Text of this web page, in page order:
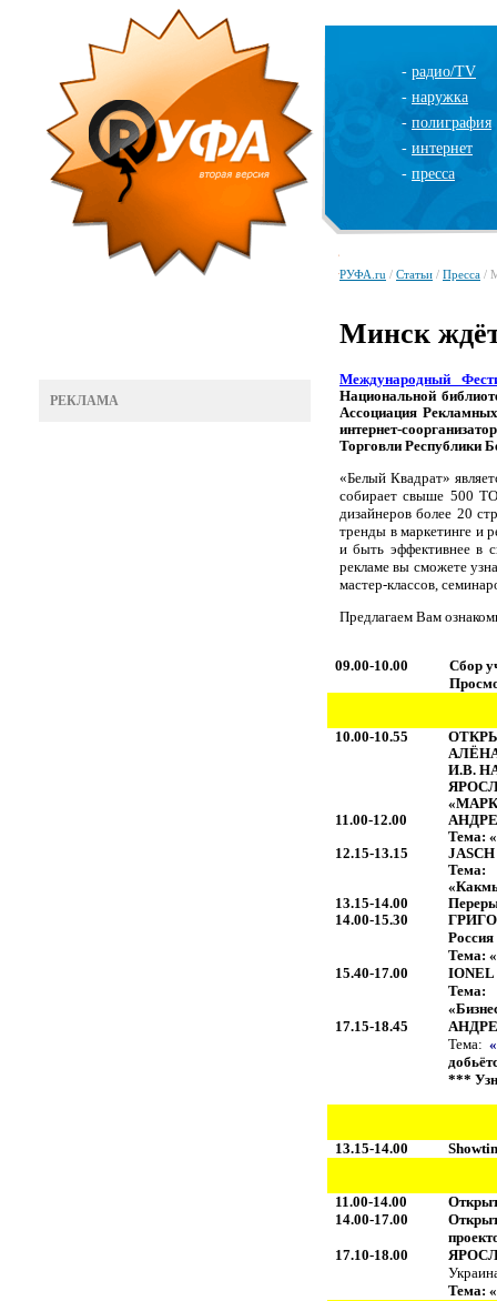
- радио/TV
- наружка
- полиграфия
- интернет
- пресса
РЕКЛАМА
РУФА.ru / Статьи / Пресса /
Минск
Международный
Национальной
Ассоциация
интернет-
Торговли Республики
«Белый Квадрат»
собирает свыше 500
дизайнеров более 20
тренды в маркетинге и
и быть эффективнее в
рекламе вы сможете
мастер-классов,
Предлагаем Вам
09.00-10.00 Cбор
10.00-10.55
И.В.
11.00-12.00
Тема:
12.15-13.15
Тема:
«Как
13.15-14.00
14.00-15.30
Россия
Тема:
15.40-17.00
Тема:
«
17.15-18.45
Тема:«
***
13.15-14.00
11.00-14.00
14.00-17.00
17.10-18.00
Тема: